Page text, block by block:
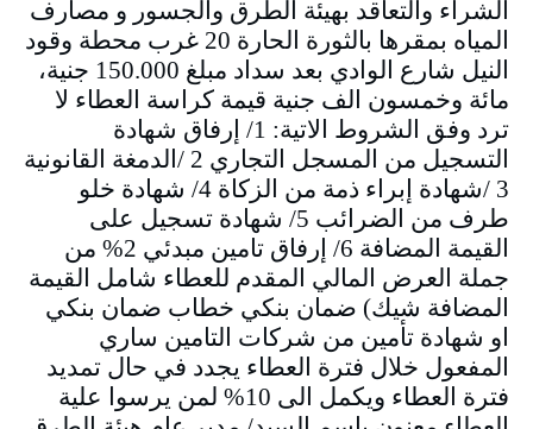
الشراء والتعاقد بهيئة الطرق والجسور و مصارف
المياه بمقرها بالثورة الحارة 20 غرب محطة وقود
النيل شارع الوادي بعد سداد مبلغ 150.000 جنية،
مائة وخمسون الف جنية قيمة كراسة العطاء لا
ترد وفق الشروط الاتية: 1/ إرفاق شهادة
التسجيل من المسجل التجاري 2 /الدمغة القانونية
3 /شهادة إبراء ذمة من الزكاة 4/ شهادة خلو
طرف من الضرائب 5/ شهادة تسجيل على
القيمة المضافة 6/ إرفاق تامين مبدئي 2% من
جملة العرض المالي المقدم للعطاء شامل القيمة
المضافة شيك) ضمان بنكي خطاب ضمان بنكي
او شهادة تأمين من شركات التامين ساري
المفعول خلال فترة العطاء يجدد في حال تمديد
فترة العطاء ويكمل الى 10% لمن يرسوا علية